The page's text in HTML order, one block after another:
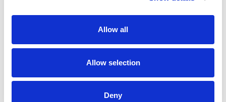
Allow all
Allow selection
Deny